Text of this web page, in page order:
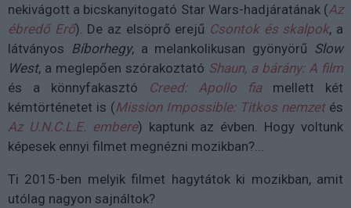
nekivágott a bicskanyitogató Star Wars-hadjáratának (Az
ébredő Erő). De az elsöprő erejű Csontok és skalpok, a
látványos Bíborhegy, a melankolikusan gyönyörű Slow
West, a meglepően szórakoztató Shaun, a bárány: A film
és a könnyfakasztó Creed: Apollo fiamellett két
kémtörténetet is (Mission Impossible: Titkos nemzetés
Az U.N.C.L.E. embere) kaptunk az évben. Hogy voltunk
képesek ennyi filmet megnézni mozikban?...
Ti 2015-ben melyik filmet hagytátok ki mozikban, amit
utólag nagyon sajnáltok?